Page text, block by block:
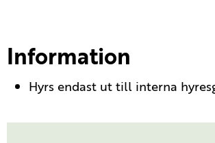
Information
Hyrs endast ut till interna